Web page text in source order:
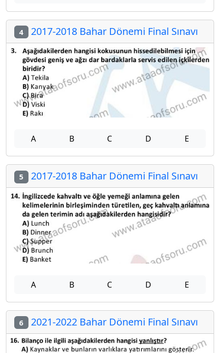
4 2017-2018 Bahar Dönemi Final Sınavı
A B C D E
5 2017-2018 Bahar Dönemi Final Sınavı
A B C D E
6 2021-2022 Bahar Dönemi Final Sınavı